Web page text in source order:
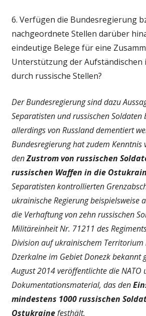
6. Verfügen die Bundesregierung
nachgeordnete Stellen darüber
eindeutige Belege für eine
Unterstützung der Aufständischen
durch russische Stellen?
Der Bundesregierung sind dazu
Separatisten und russischen Soldaten
allerdings von Russland dementiert
Bundesregierung hat zudem Kenntnis
denZustrom von russischen
russischen Waffen in die
Separatisten kontrollierten
ukrainische Regierung beispielsweise
die Verhaftung von zehn russischen
Militäreinheit Nr. 71211 des
Division auf ukrainischem Territorium
Dzerkalne im Gebiet Donezk bekannt
August 2014 veröffentlichte die NATO
Dokumentationsmaterial, das den
mindestens 1000 russischen
Ostukrainefesthält.